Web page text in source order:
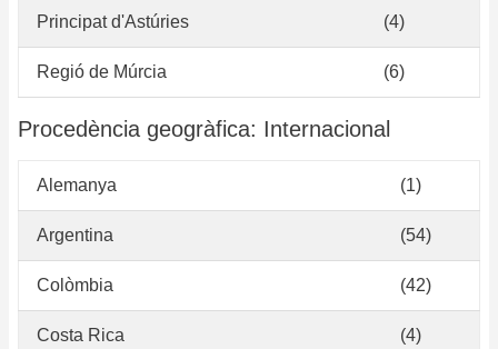
Principat d'Astúries (4)
Regió de Múrcia (6)
Procedència geogràfica: Internacional
Alemanya (1)
Argentina (54)
Colòmbia (42)
Costa Rica (4)